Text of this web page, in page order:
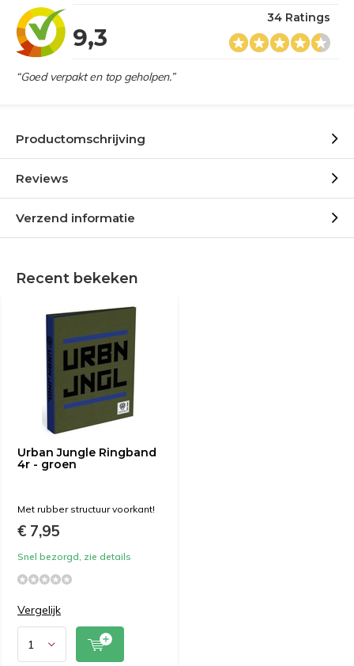
9,3
34 Ratings
“Goed verpakt en top geholpen.”
Productomschrijving
Reviews
Verzend informatie
Recent bekeken
Urban Jungle Ringband
4r - groen
Met rubber structuur voorkant!
€ 7,95
Snel bezorgd, zie details
Vergelijk